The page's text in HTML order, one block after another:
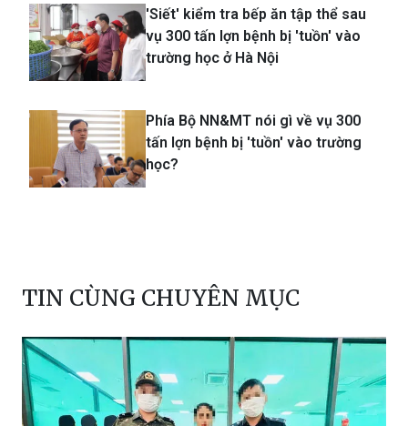
'Siết' kiểm tra bếp ăn tập thể sau
vụ 300 tấn lợn bệnh bị 'tuồn' vào
trường học ở Hà Nội
Phía Bộ NN&MT nói gì về vụ 300
tấn lợn bệnh bị 'tuồn' vào trường
học?
TIN CÙNG CHUYÊN MỤC